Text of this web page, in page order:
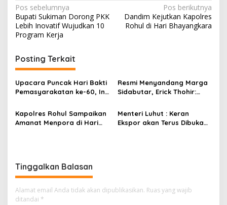
Navigasi
pos
Pos sebelumnya
Bupati Sukiman Dorong PKK
Lebih Inovatif Wujudkan 10
Program Kerja
Pos berikutnya
Dandim Kejutkan Kapolres
Rohul di Hari Bhayangkara
Posting Terkait
Upacara Puncak Hari Bakti
Pemasyarakatan ke-60, Ini
Pengaraian
Resmi Menyandang Marga
Sidabutar, Erick Thohir:
Bagian dari Bangso Batak
Kapolres Rohul Sampaikan
Amanat Menpora di Hari
Menteri Luhut : Keran
Ekspor akan Terus Dibuka
Tinggalkan Balasan
Alamat email Anda tidak akan dipublikasikan. Ruas yang wajib
ditandai *